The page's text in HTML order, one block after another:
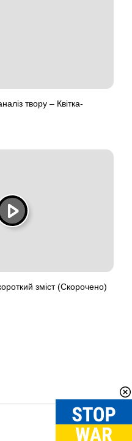
твору – Квітка-
зміст (Скорочено)